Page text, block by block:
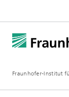
Fraunhofer-Institut